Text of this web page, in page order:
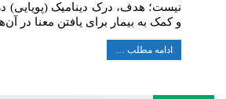
نیست؛ هدف، درک دینامیک (پویایی)
و کمک به بیمار برای یافتن معنا در
ادامه مطلب …